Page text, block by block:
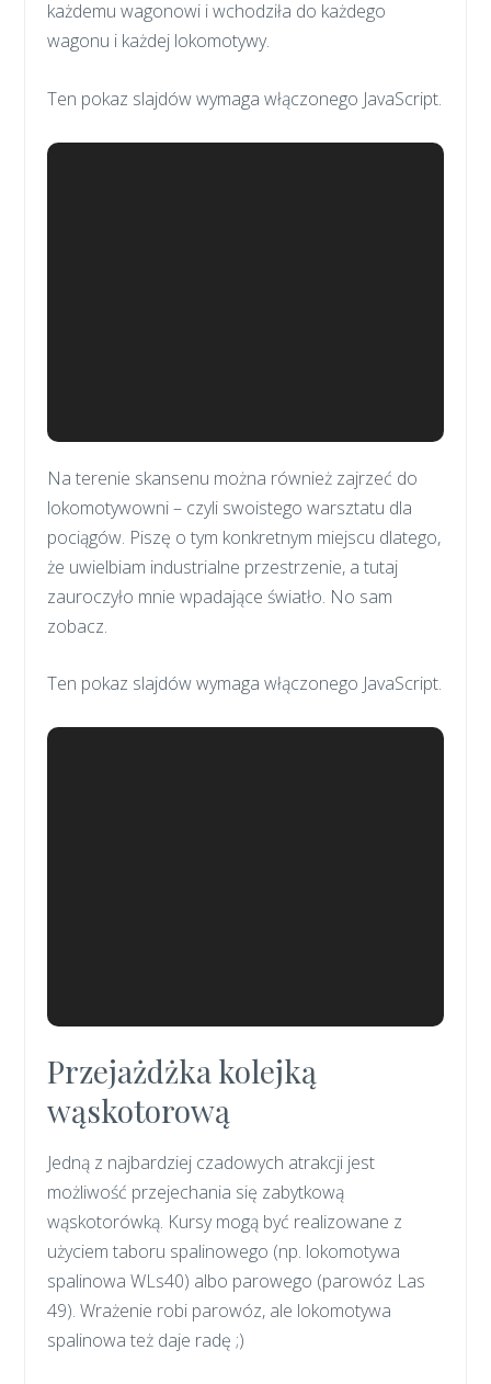
każdemu wagonowi i wchodziła do każdego
wagonu i każdej lokomotywy.
Ten pokaz slajdów wymaga włączonego JavaScript.
Na terenie skansenu można również zajrzeć do
lokomotywowni – czyli swoistego warsztatu dla
pociągów. Piszę o tym konkretnym miejscu dlatego,
że uwielbiam industrialne przestrzenie, a tutaj
zauroczyło mnie wpadające światło. No sam
zobacz.
Ten pokaz slajdów wymaga włączonego JavaScript.
Przejażdżka kolejką
wąskotorową
Jedną z najbardziej czadowych atrakcji jest
możliwość przejechania się zabytkową
wąskotorówką. Kursy mogą być realizowane z
użyciem taboru spalinowego (np. lokomotywa
spalinowa WLs40) albo parowego (parowóz Las
49). Wrażenie robi parowóz, ale lokomotywa
spalinowa też daje radę ;)